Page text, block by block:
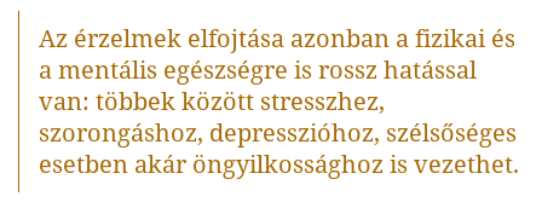
Az érzelmek elfojtása azonban a fizikai és
a mentális egészségre is rossz hatással
van: többek között stresszhez,
szorongáshoz, depresszióhoz, szélsőséges
esetben akár öngyilkossághoz is vezethet.